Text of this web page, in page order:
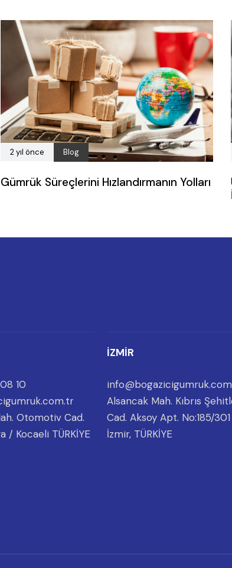
2 yıl önce Blog
Gümrük Süreçlerini Hızlandırmanın Yolları
10
Otomotiv Cad.
/ Kocaeli TÜRKİYE
İZMİR
Alsancak Mah. Kıbrıs
Cad. Aksoy Apt. No:185/
İzmir, TÜRKİYE